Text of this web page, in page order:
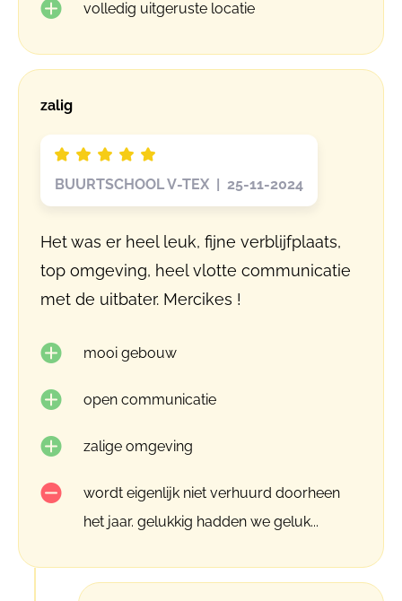
volledig uitgeruste locatie
zalig
BUURTSCHOOL V-TEX | 25-11-2024
Het was er heel leuk, fijne verblijfplaats,
top omgeving, heel vlotte communicatie
met de uitbater. Mercikes !
mooi gebouw
open communicatie
zalige omgeving
wordt eigenlijk niet verhuurd doorheen
het jaar. gelukkig hadden we geluk...